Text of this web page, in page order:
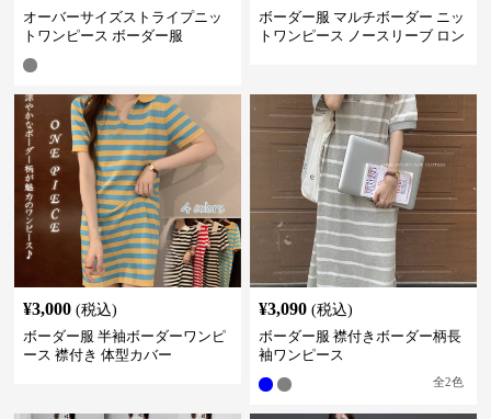
オーバーサイズストライプニッ
トワンピース ボーダー服
ボーダー服 マルチボーダー ニッ
トワンピース ノースリーブ ロン
¥3,000 (税込)
ボーダー服 半袖ボーダーワンピ
ース 襟付き 体型カバー
¥3,090 (税込)
ボーダー服 襟付きボーダー柄長
袖ワンピース
全2色